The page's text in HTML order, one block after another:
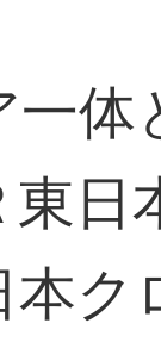
体
日
本